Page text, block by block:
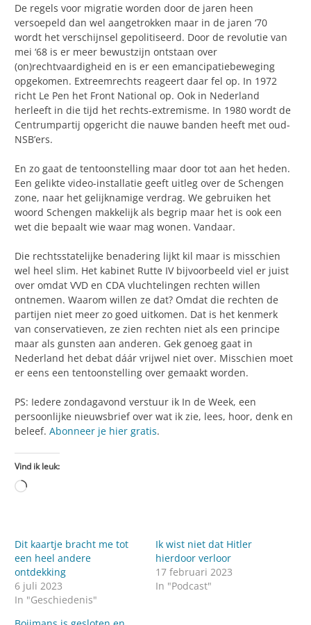
De regels voor migratie worden door de jaren heen
versoepeld dan wel aangetrokken maar in de jaren ‘70
wordt het verschijnsel gepolitiseerd. Door de revolutie van
mei ‘68 is er meer bewustzijn ontstaan over
(on)rechtvaardigheid en is er een emancipatiebeweging
opgekomen. Extreemrechts reageert daar fel op. In 1972
richt Le Pen het Front National op. Ook in Nederland
herleeft in die tijd het rechts-extremisme. In 1980 wordt de
Centrumpartij opgericht die nauwe banden heeft met oud-
NSB’ers.
En zo gaat de tentoonstelling maar door tot aan het heden.
Een gelikte video-installatie geeft uitleg over de Schengen
zone, naar het gelijknamige verdrag. We gebruiken het
woord Schengen makkelijk als begrip maar het is ook een
wet die bepaalt wie waar mag wonen. Vandaar.
Die rechtsstatelijke benadering lijkt kil maar is misschien
wel heel slim. Het kabinet Rutte IV bijvoorbeeld viel er juist
over omdat VVD en CDA vluchtelingen rechten willen
ontnemen. Waarom willen ze dat? Omdat die rechten de
partijen niet meer zo goed uitkomen. Dat is het kenmerk
van conservatieven, ze zien rechten niet als een principe
maar als gunsten aan anderen. Gek genoeg gaat in
Nederland het debat dáár vrijwel niet over. Misschien moet
er eens een tentoonstelling over gemaakt worden.
PS: Iedere zondagavond verstuur ik In de Week, een
persoonlijke nieuwsbrief over wat ik zie, lees, hoor, denk en
beleef. Abonneer je hier gratis.
Vind ik leuk:
Aan
Dit kaartje bracht me tot
een heel andere
ontdekking
6 juli 2023
In "Geschiedenis"
Ik wist niet dat Hitler
hierdoor verloor
17 februari 2023
In "Podcast"